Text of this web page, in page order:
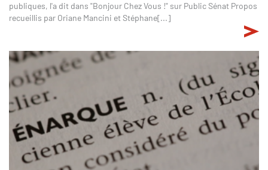
publiques, l'a dit dans "Bonjour Chez Vous !" sur Public Sénat Propos
recueillis par Oriane Mancini et Stéphane[...]